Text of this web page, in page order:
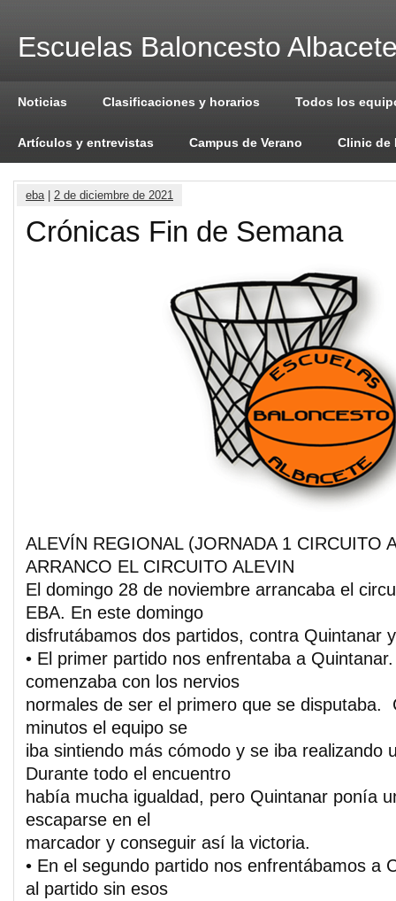
Escuelas Baloncesto
Noticias Clasificaciones y horarios Todos los
Artículos y entrevistas Campus de Verano Clinic de
eba| 2 de diciembre de 2021
Crónicas Fin de Semana
ALEVÍN REGIONAL (JORNADA 1 CIRCUITO
ARRANCO EL CIRCUITO ALEVIN
El domingo 28 de noviembre arrancaba el
EBA. En este domingo
disfrutábamos dos partidos, contra Quintanar
• El primer partido nos enfrentaba a
comenzaba con los nervios
normales de ser el primero que se disputaba.
minutos el equipo se
iba sintiendo más cómodo y se iba realizando
Durante todo el encuentro
había mucha igualdad, pero Quintanar ponía
escaparse en el
marcador y conseguir así la victoria.
• En el segundo partido nos enfrentábamos a
al partido sin esos